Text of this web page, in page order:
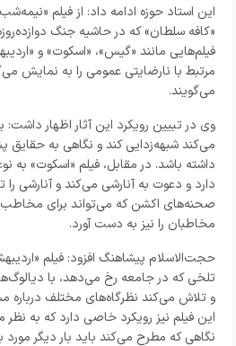
این استاد حوزه ادامه داد: از فیلم
«کافه سلطان» که در حاشیه جنگ
فیلم‌هایی مانند «گیس»، «اسکوت» و
مرتبط با نارضایتی عمومی را به نمایش
می‌گویند.
وی در تبیین رویکرد این آثار اظهار
می‌کند شبهه‌زدایی کند و نگاهی به
داشته باشد. در مقابل، فیلم «اسکوت» به
دارد و دعوت به آنارشی می‌کند و آنارشی را
صحنه‌های اکشن که می‌تواند برای
مخاطبان را نیز به دست آورد.
حجت‌الاسلام پیشاهنگ افزود: فیلم
تلخی که در جامعه رخ می‌دهد، با
و تلاش می‌کند نظرگاه‌های مختلف درباره
این فیلم نیز رویکرد خاصی دارد که به
نگاهی که مطرح می‌کند باید بار دیگر مورد